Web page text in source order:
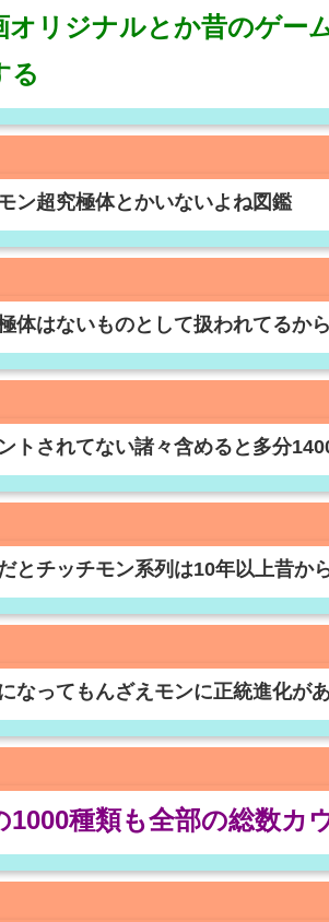
オリジナルとか昔のゲー
る
ン超究極体とかいないよね図鑑
体はないものとして扱われてるか
トされてない諸々含めると多分
とチッチモン系列は10年以上昔か
なってもんざえモンに正統進化が
1000種類も全部の総数